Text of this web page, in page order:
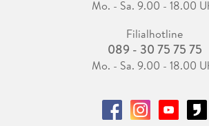
Mo. - Sa. 9.00 - 18.00
Filialhotline
089 - 30 75 75 75
Mo. - Sa. 9.00 - 18.00